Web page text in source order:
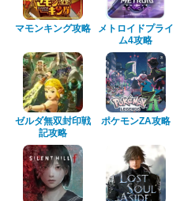
マモンキング攻略
メトロイドプライ
ム4攻略
ゼルダ無双封印戦
記攻略
ポケモンZA攻略